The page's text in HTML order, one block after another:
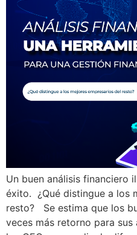
Un buen análisis financiero
éxito. ¿Qué distingue a los
resto? Se estima que los
veces más retorno para